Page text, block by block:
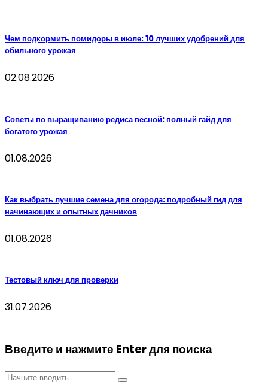
Чем подкормить помидоры в июле: 10 лучших удобрений для
обильного урожая
02.08.2026
Советы по выращиванию редиса весной: полный гайд для
богатого урожая
01.08.2026
Как выбрать лучшие семена для огорода: подробный гид для
начинающих и опытных дачников
01.08.2026
Тестовый ключ для проверки
31.07.2026
Введите и нажмите Enter для поиска